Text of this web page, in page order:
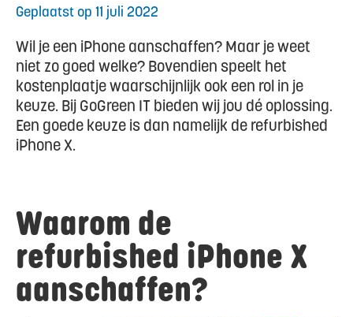
Geplaatst op 11 juli 2022
Wil je een iPhone aanschaffen? Maar je weet
niet zo goed welke? Bovendien speelt het
kostenplaatje waarschijnlijk ook een rol in je
keuze. Bij GoGreen IT bieden wij jou dé oplossing.
Een goede keuze is dan namelijk de refurbished
iPhone X.
Waarom de
refurbished iPhone X
aanschaffen?